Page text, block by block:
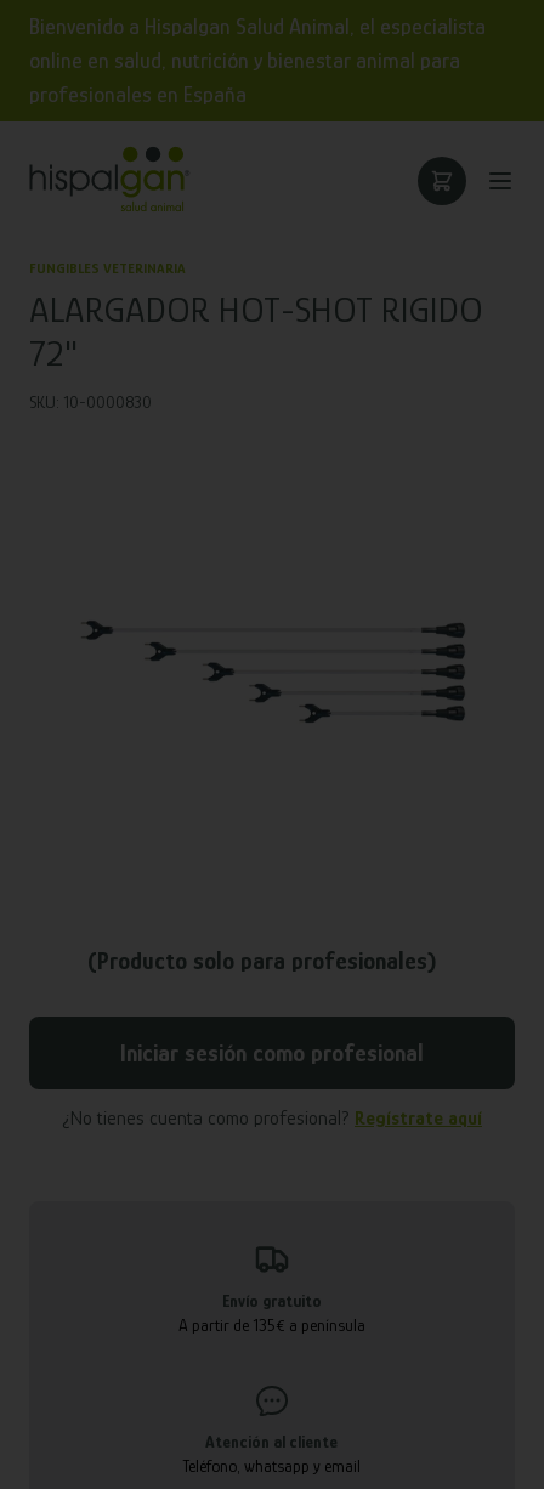
Bienvenido a Hispalgan Salud Animal, el especialista
online en salud, nutrición y bienestar animal para
profesionales en España
FUNGIBLES VETERINARIA
ALARGADOR HOT-SHOT RIGIDO
72"
SKU: 10-0000830
(Producto solo para profesionales)
Iniciar sesión como profesional
¿No tienes cuenta como profesional? Regístrate aquí
Envío gratuito
A partir de 135€ a península
Atención al cliente
Teléfono, whatsapp y email